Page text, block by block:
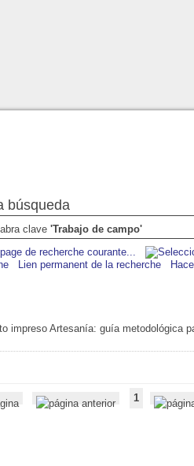
búsqueda
clave 'Trabajo de campo'
Lien permanent de la recherche
Artesanía: guía metodológica
1